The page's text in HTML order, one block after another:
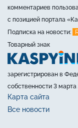
комментариев
с позицией портала
Подписка на новости:
Товарный знак
зарегистрирован в
собственности 3
Карта сайта
Все новости